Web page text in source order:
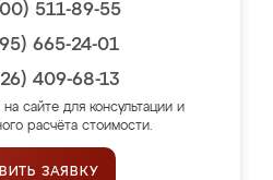
511-89-55
665-24-01
409-68-13
на сайте для консультации и
расчёта стоимости.
ЗАЯВКУ